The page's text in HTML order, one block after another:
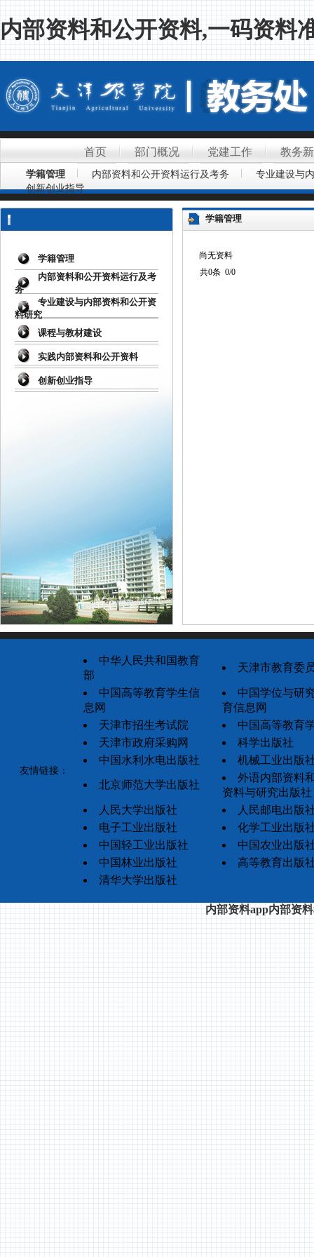
内部资料和公开资料,一码资料
首页 部门概况 党建工作 教务
学籍管理 内部资料和公开资料运行及考务
专业建设与
创新创业指导
学籍管理
内部资料和公开资料运行及考
务
专业建设与内部资料和公开资
料研究
课程与教材建设
实践内部资料和公开资料
创新创业指导
学籍管理
尚无资料
共0条 0/0
友情链接：
中华人民共和国教育
部
天津市教育委
中国高等教育学生信
息网
中国学位与研
育信息网
天津市招生考试院
中国高等教育
天津市政府采购网
科学出版社
中国水利水电出版社
机械工业出版
北京师范大学出版社
外语内部资料
资料与研究出版社
人民大学出版社
人民邮电出版
电子工业出版社
化学工业出版
中国轻工业出版社
中国农业出版
中国林业出版社
高等教育出版
清华大学出版社
内部资料app内部资